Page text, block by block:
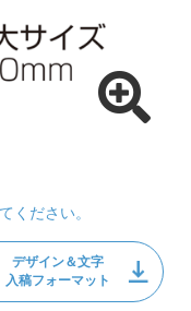
ください。
デザイン＆文字
入稿フォーマット